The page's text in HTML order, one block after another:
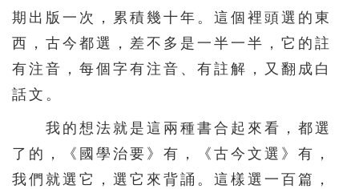
期出版一次，累積幾十年。這個裡頭選的東
西，古今都選，差不多是一半一半，它的註
有注音，每個字有注音、有註解，又翻成白
話文。
我的想法就是這兩種書合起來看，都選
了的，《國學治要》有，《古今文選》有，
我們就選它，選它來背誦。這樣選一百篇，